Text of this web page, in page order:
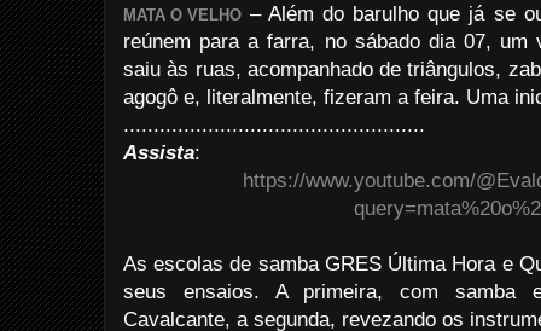
MATA O VELHO – Além do barulho que já se
reúnem para a farra, no sábado dia 07, um
saiu às ruas, acompanhado de triângulos,
agogô e, literalmente, fizeram a feira. Uma
..................................................
Assista:
https://www.youtube.com/
As escolas de samba GRES Última Hora e
seus ensaios. A primeira, com samba
Cavalcante, a segunda, revezando os